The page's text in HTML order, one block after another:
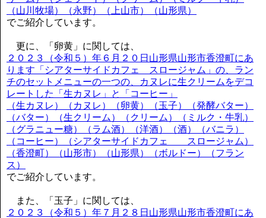
（山川牧場）（永野）（上山市）（山形県）
でご紹介しています。
更に、「卵黄」に関しては、
２０２３（令和５）年６月２０日山形県山形市香澄町にあ
ります「シアターサイドカフェ スロージャム」の、ラン
チのセットメニューの一つの、カヌレに生クリームをデコ
レートした「生カヌレ」と「コーヒー」
（生カヌレ）（カヌレ）（卵黄）（玉子）（発酵バター）
（バター）（生クリーム）（クリーム）（ミルク・牛乳）
（グラニュー糖）（ラム酒）（洋酒）（酒）（バニラ）
（コーヒー）（シアターサイドカフェ スロージャム）
（香澄町）（山形市）（山形県）（ボルドー）（フラン
ス）
でご紹介しています。
また、「玉子」に関しては、
２０２３（令和５）年７月２８日山形県山形市香澄町にあ